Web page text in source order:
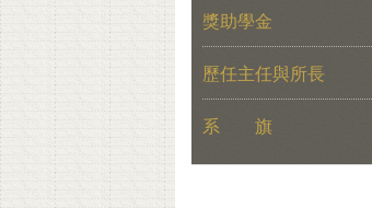
獎助學金
歷任主任與所長
系 旗